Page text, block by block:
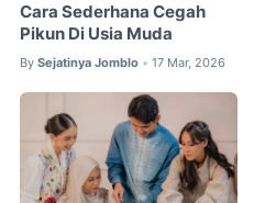
Cara Sederhana Cegah
Pikun Di Usia Muda
By Sejatinya Jomblo • 17 Mar, 2026